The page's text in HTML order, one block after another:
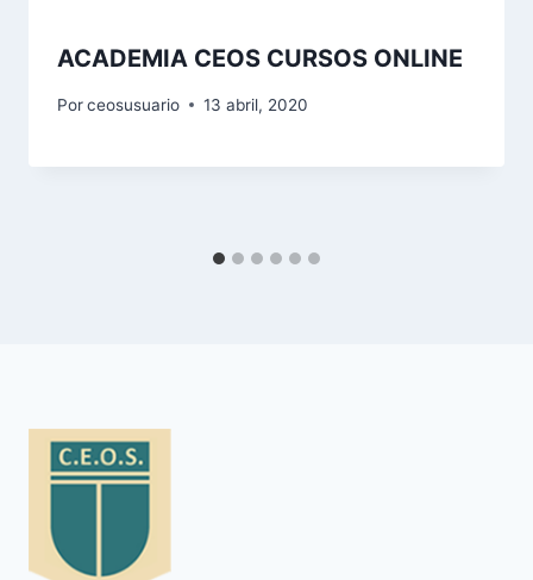
ACADEMIA CEOS CURSOS ONLINE
Porceosusuario 13 abril, 2020